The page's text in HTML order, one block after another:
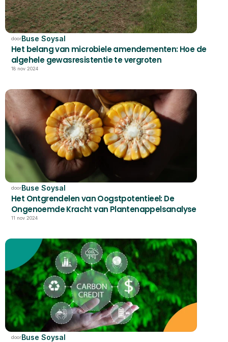
doorBuse Soysal
Het belang van microbiele amendementen: Hoe de
algehele gewasresistentie te vergroten
18 nov 2024
doorBuse Soysal
Het Ontgrendelen van Oogstpotentieel: De
Ongenoemde Kracht van Plantenappelsanalyse
11 nov 2024
doorBuse Soysal